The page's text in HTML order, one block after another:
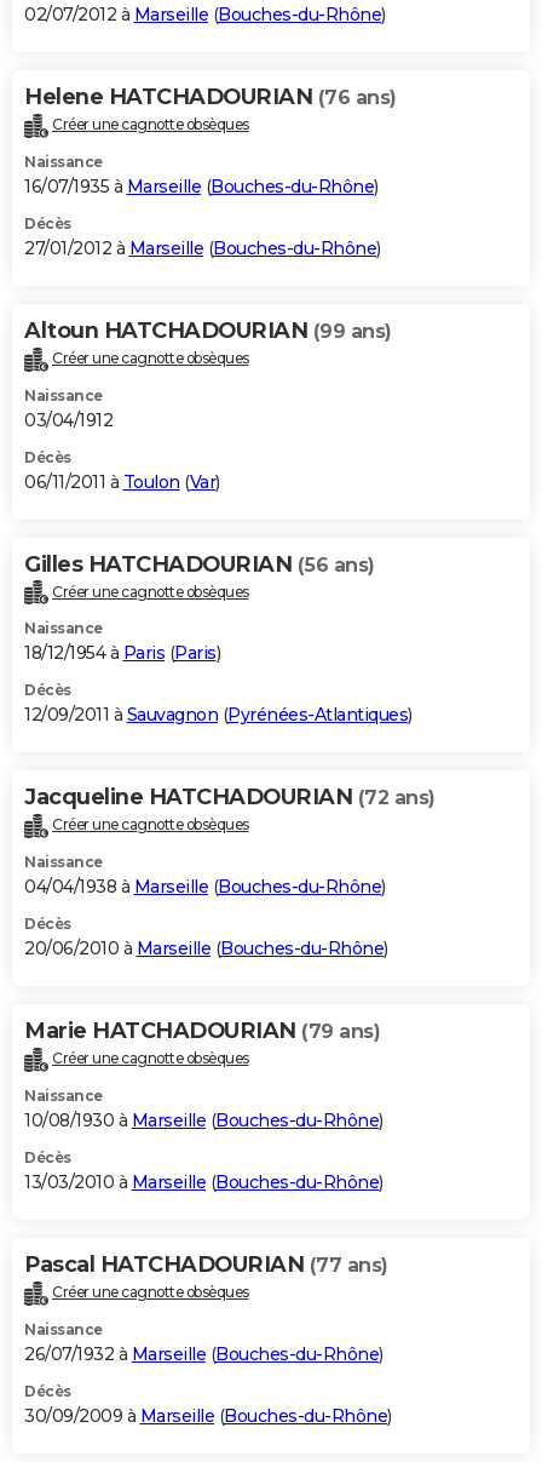
02/07/2012 à Marseille (Bouches-du-Rhône)
Helene HATCHADOURIAN (76 ans)
Créer une cagnotte obsèques
Naissance
16/07/1935 à Marseille (Bouches-du-Rhône)
Décès
27/01/2012 à Marseille (Bouches-du-Rhône)
Altoun HATCHADOURIAN (99 ans)
Créer une cagnotte obsèques
Naissance
03/04/1912
Décès
06/11/2011 à Toulon (Var)
Gilles HATCHADOURIAN (56 ans)
Créer une cagnotte obsèques
Naissance
18/12/1954 à Paris (Paris)
Décès
12/09/2011 à Sauvagnon (Pyrénées-Atlantiques)
Jacqueline HATCHADOURIAN (72 ans)
Créer une cagnotte obsèques
Naissance
04/04/1938 à Marseille (Bouches-du-Rhône)
Décès
20/06/2010 à Marseille (Bouches-du-Rhône)
Marie HATCHADOURIAN (79 ans)
Créer une cagnotte obsèques
Naissance
10/08/1930 à Marseille (Bouches-du-Rhône)
Décès
13/03/2010 à Marseille (Bouches-du-Rhône)
Pascal HATCHADOURIAN (77 ans)
Créer une cagnotte obsèques
Naissance
26/07/1932 à Marseille (Bouches-du-Rhône)
Décès
30/09/2009 à Marseille (Bouches-du-Rhône)